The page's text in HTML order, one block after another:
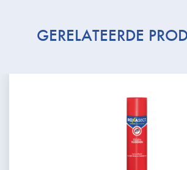
GERELATEERDE